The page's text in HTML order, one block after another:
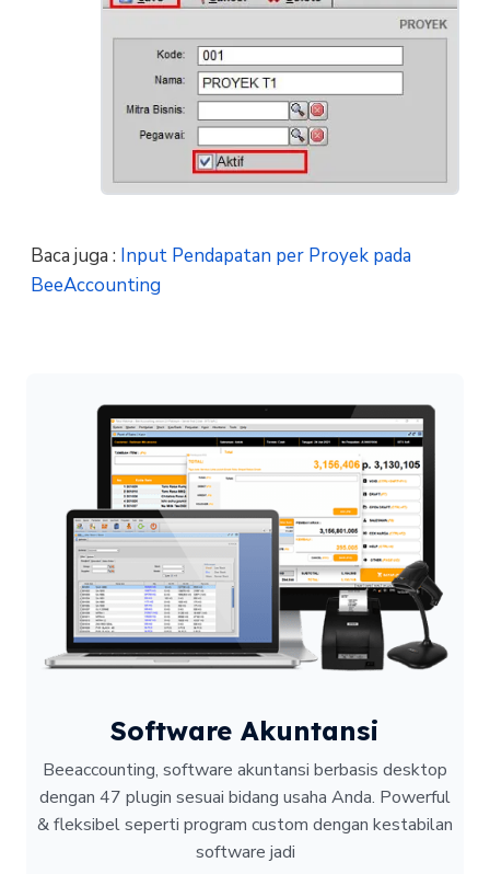
Baca juga : Input Pendapatan per Proyek pada
BeeAccounting
Software Akuntansi
Beeaccounting, software akuntansi berbasis desktop
dengan 47 plugin sesuai bidang usaha Anda. Powerful
& fleksibel seperti program custom dengan kestabilan
software jadi